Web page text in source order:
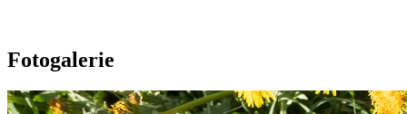
Fotogalerie